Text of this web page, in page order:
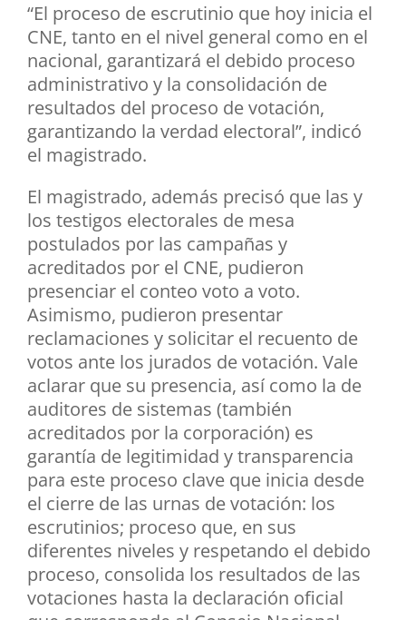
“El proceso de escrutinio que hoy inicia el
CNE, tanto en el nivel general como en el
nacional, garantizará el debido proceso
administrativo y la consolidación de
resultados del proceso de votación,
garantizando la verdad electoral”, indicó
el magistrado.
El magistrado, además precisó que las y
los testigos electorales de mesa
postulados por las campañas y
acreditados por el CNE, pudieron
presenciar el conteo voto a voto.
Asimismo, pudieron presentar
reclamaciones y solicitar el recuento de
votos ante los jurados de votación. Vale
aclarar que su presencia, así como la de
auditores de sistemas (también
acreditados por la corporación) es
garantía de legitimidad y transparencia
para este proceso clave que inicia desde
el cierre de las urnas de votación: los
escrutinios; proceso que, en sus
diferentes niveles y respetando el debido
proceso, consolida los resultados de las
votaciones hasta la declaración oficial